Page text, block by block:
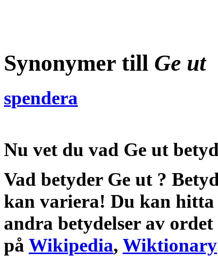
Synonymer till Ge ut
spendera
Nu vet du vad Ge ut
Vad betyder Ge ut ?
kan variera! Du kan
andra betydelserav ordet
på Wikipedia, Wiktionary